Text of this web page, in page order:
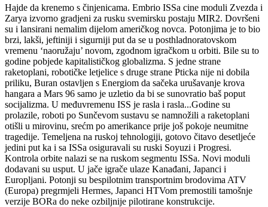
Hajde da krenemo s činjenicama. Embrio ISSa cine moduli Zvezda i
Zarya izvorno gradjeni za rusku svemirsku postaju MIR2. Dovršeni
su i lansirani nemalim dijelom američkog novca. Potonjima je to bio
brzi, lakši, jeftiniji i sigurniji put da se u posthladnoratovskom
vremenu ‘naoružaju’ novom, zgodnom igračkom u orbiti. Bile su to
godine pobjede kapitalističkog globalizma. S jedne strane
raketoplani, robotičke letjelice s druge strane Pticka nije ni dobila
priliku, Buran ostavljen s Energiom da sačeka urušavanje krova
hangara a Mars 96 samo je uzletio da bi se sunovratio baš poput
socijalizma. U međuvremenu ISS je rasla i rasla...Godine su
prolazile, roboti po Sunčevom sustavu se namnožili a raketoplani
otišli u mirovinu, srećm po amerikance prije još pokoje neumitne
tragedije. Temeljena na ruskoj tehnologiji, gotovo čitavo desetljeće
jedini put ka i sa ISSa osiguravali su ruski Soyuzi i Progresi.
Kontrola orbite nalazi se na ruskom segmentu ISSa. Novi moduli
dodavani su usput. U jače igrače ulaze Kanađani, Japanci i
Europljani. Potonji su bespilotnim transportnim brodovima ATV
(Europa) pregrmjeli Hermes, Japanci HTVom premostili tamošnje
verzije BORa do neke ozbiljnije pilotirane konstrukcije.